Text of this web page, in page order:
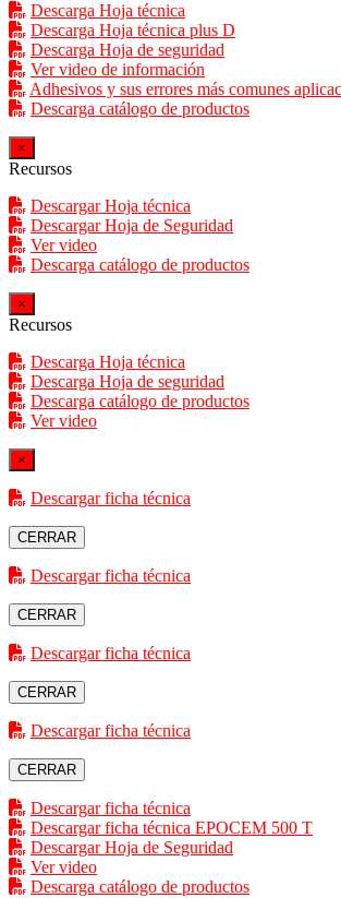
Descarga Hoja técnica
Descarga Hoja técnica plus D
Descarga Hoja de seguridad
Ver video de información
Adhesivos y sus errores más comunes
Descarga catálogo de productos
×
Recursos
Descargar Hoja técnica
Descargar Hoja de Seguridad
Ver video
Descarga catálogo de productos
×
Recursos
Descarga Hoja técnica
Descarga Hoja de seguridad
Descarga catálogo de productos
Ver video
×
Descargar ficha técnica
CERRAR
Descargar ficha técnica
CERRAR
Descargar ficha técnica
CERRAR
Descargar ficha técnica
CERRAR
Descargar ficha técnica
Descargar ficha técnica EPOCEM 500 T
Descargar Hoja de Seguridad
Ver video
Descarga catálogo de productos